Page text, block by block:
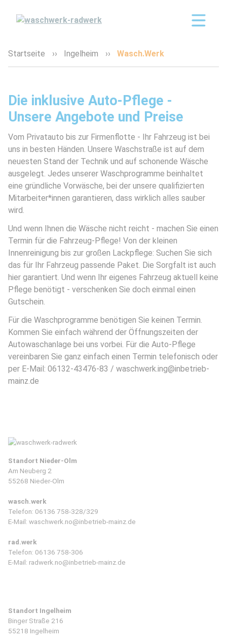
Startseite Ingelheim Wasch.Werk
Die inklusive Auto-Pflege -
Unsere Angebote und Preise
Vom Privatauto bis zur Firmenflotte - Ihr Fahrzeug ist bei
uns in besten Händen. Unsere Waschstraße ist auf dem
neuesten Stand der Technik und auf schonende Wäsche
ausgelegt. Jedes unserer Waschprogramme beinhaltet
eine gründliche Vorwäsche, bei der unsere qualifizierten
Mitarbeiter*innen garantieren, dass wirklich alles sauber
wird.
Und wenn Ihnen die Wäsche nicht reicht - machen Sie einen
Termin für die Fahrzeug-Pflege! Von der kleinen
Innenreinigung bis zur großen Lackpflege: Suchen Sie sich
das für Ihr Fahrzeug passende Paket. Die Sorgfalt ist auch
hier garantiert. Und wenn Ihr eigenes Fahrzeug aktuell keine
Pflege benötigt - verschenken Sie doch einmal einen
Gutschein.
Für die Waschprogramme benötigen Sie keinen Termin.
Kommen Sie einfach während der Öffnungszeiten der
Autowaschanlage bei uns vorbei. Für die Auto-Pflege
vereinbaren Sie ganz einfach einen Termin telefonisch oder
per E-Mail: 06132-43476-83 / waschwerk.ing@inbetrieb-
mainz.de
Standort Nieder-Olm
Am Neuberg 2
55268 Nieder-Olm
wasch.werk
Telefon: 06136 758-328/329
E-Mail: waschwerk.no@inbetrieb-mainz.de
rad.werk
Telefon: 06136 758-306
E-Mail: radwerk.no@inbetrieb-mainz.de
Standort Ingelheim
Binger Straße 216
55218 Ingelheim